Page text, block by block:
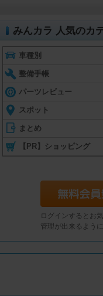
みんカラ 人気のカ
車種別
整備手帳
パーツレビュー
スポット
まとめ
【PR】ショッピング
ログインするとお
管理が出来るよう